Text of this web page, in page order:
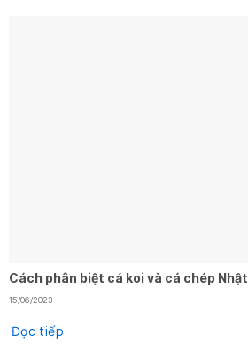
Cách phân biệt cá koi và cá chép Nhật
15/06/2023
Đọc tiếp